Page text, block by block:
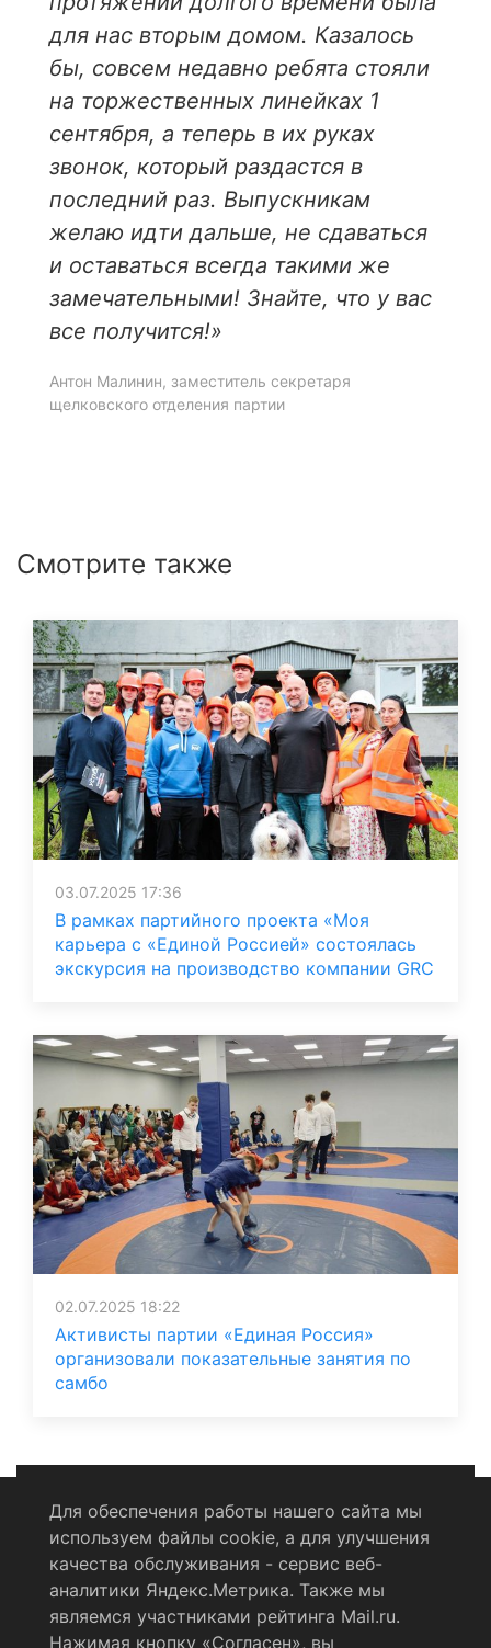
для нас вторым домом. Казалось
бы, совсем недавно ребята стояли
на торжественных линейках 1
сентября, а теперь в их руках
звонок, который раздастся в
последний раз. Выпускникам
желаю идти дальше, не сдаваться
и оставаться всегда такими же
замечательными! Знайте, что у вас
все получится!»
Антон Малинин, заместитель секретаря
щелковского отделения партии
Смотрите также
03.07.2025 17:36
В рамках партийного проекта «Моя
карьера с «Единой Россией» состоялась
экскурсия на производство компании GRC
02.07.2025 18:22
Активисты партии «Единая Россия»
организовали показательные занятия по
самбо
Политика конфиденциальности
Согласие на обработку персональных данных
Для обеспечения работы нашего сайта мы
используем файлы cookie, а для улучшения
качества обслуживания - сервис веб-
аналитики Яндекс.Метрика. Также мы
являемся участниками рейтинга Mail.ru.
Нажимая кнопку «Согласен», вы